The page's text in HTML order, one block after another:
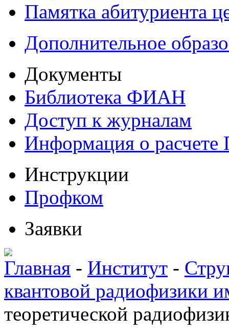
Памятка абитуриента
Дополнительное
Документы
Библиотека ФИАН
Доступ к журналам
Информация о
Инструкции
Профком
Заявки
Главная - Институт -
квантовой радиофизики
теоретической